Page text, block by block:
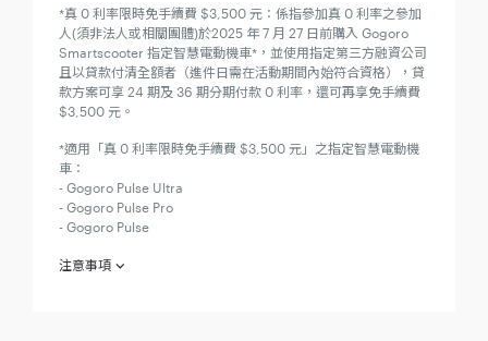
*真 0 利率限時免手續費 $3,500 元：係指參加真 0 利率之參加
人(須非法人或相關團體)於2025 年 7 月 27 日前購入 Gogoro
Smartscooter 指定智慧電動機車*，並使用指定第三方融資公司
且以貸款付清全額者（進件日需在活動期間內始符合資格），貸
款方案可享 24 期及 36 期分期付款 0 利率，還可再享免手續費
$3,500 元。
*適用「真 0 利率限時免手續費 $3,500 元」之指定智慧電動機
車：
- Gogoro Pulse Ultra
- Gogoro Pulse Pro
- Gogoro Pulse
注意事項